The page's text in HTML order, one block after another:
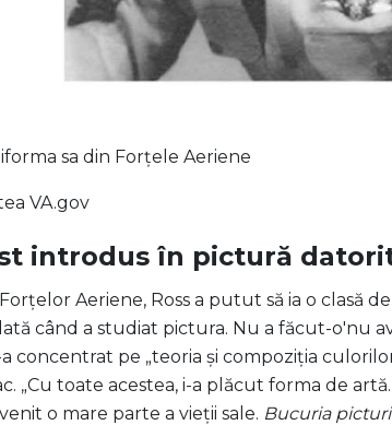
sa din Forțele Aeriene
VA.gov
introdus în pictură
Aeriene, Ross a putut să ia o clasă
când a studiat pictura. Nu a făcut-o'nu
concentrat pe „teoria și compoziția
„Cu toate acestea, i-a plăcut forma de
o mare parte a vieții sale. Bucuria